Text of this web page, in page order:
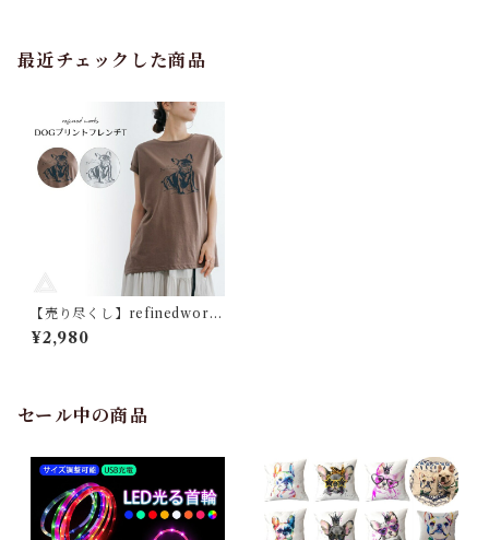
最近チェックした商品
【売り尽くし】refinedwork
s リファインドワークス DOG
プリントフレンチT フレンチ
プリントTシャツ レディース
女性用 TK038G
¥2,980
セール中の商品